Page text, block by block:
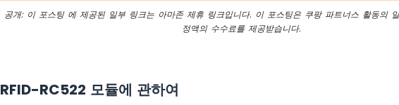
공개: 이 포스팅 에 제공된 일부 링크는 아마존 제휴 링크입니다. 이 포스팅은 쿠팡 파트너스 활동의
정액의 수수료를 제공받습니다.
RFID-RC522 모듈에 관하여